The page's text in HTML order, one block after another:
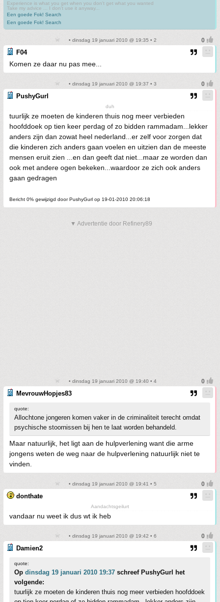
Experience is what you get when you don't get what you wanted
Take my advice ... I don't use it anyway...
Een goede Fok! Search
Een goede Fok! Search
• dinsdag 19 januari 2010 @ 19:35 • 2
F04
Komen ze daar nu pas mee...
• dinsdag 19 januari 2010 @ 19:37 • 3
PushyGurl
duh
tuurlijk ze moeten de kinderen thuis nog meer verbieden
hoofddoek op tien keer perdag of zo bidden rammadam...lekker
anders zijn dan zowat heel nederland...er zelf voor zorgen dat
die kinderen zich anders gaan voelen en uitzien dan de meeste
mensen eruit zien ...en dan geeft dat niet...maar ze worden dan
ook met andere ogen bekeken...waardoor ze zich ook anders
gaan gedragen
Bericht 0% gewijzigd door PushyGurl op 19-01-2010 20:06:18
▼ Advertentie door Refinery89
• dinsdag 19 januari 2010 @ 19:40 • 4
MevrouwHopjes83
quote:
Allochtone jongeren komen vaker in de criminaliteit terecht omdat
psychische stoornissen bij hen te laat worden behandeld.
Maar natuurlijk, het ligt aan de hulpverlening want die arme
jongens weten de weg naar de hulpverlening natuurlijk niet te
vinden.
• dinsdag 19 januari 2010 @ 19:41 • 5
donthate
Aandachtsgeilurt
vandaar nu weet ik dus wt ik heb
• dinsdag 19 januari 2010 @ 19:42 • 6
Damien2
quote:
Op dinsdag 19 januari 2010 19:37 schreef PushyGurl het
volgende:
tuurlijk ze moeten de kinderen thuis nog meer verbieden hoofddoek